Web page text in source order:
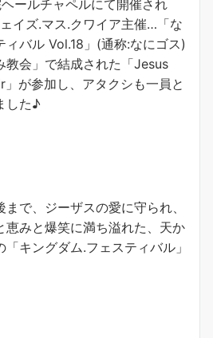
ールチャペルにて開催され
イズ.マス.クワイア主催…「な
ィバル Vol.18」(通称:なにゴス)
教会」で結成された「Jesus
が参加し、アタクシも一員と
した♪
で、ジーザスの愛に守られ、
恵みと爆笑に満ち溢れた、天か
キングダム.フェスティバル」